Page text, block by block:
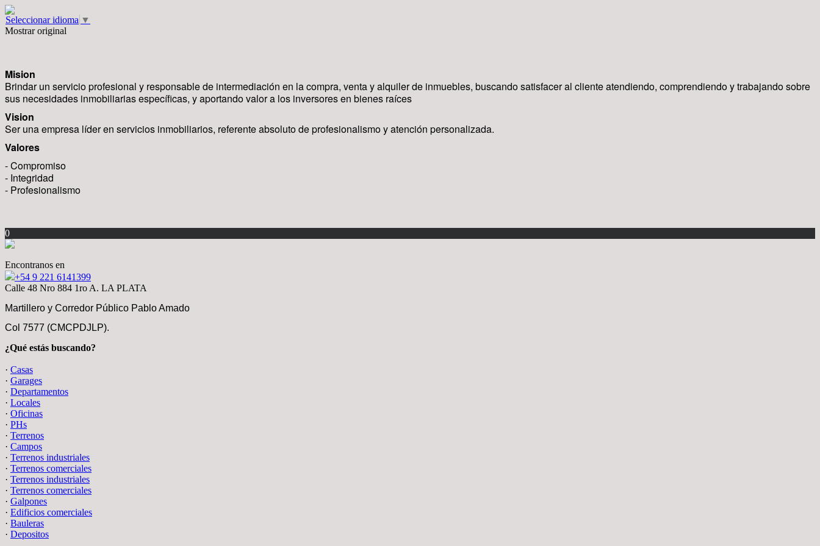
Seleccionar idioma ▼
Mostrar original
Mision
Brindar un servicio profesional y responsable de intermediación en la compra, venta y alquiler de inmuebles, buscando satisfacer al cliente atendiendo, comprendiendo y trabajando sobre
sus necesidades inmobiliarias específicas, y aportando valor a los inversores en bienes raíces
Vision
Ser una empresa líder en servicios inmobiliarios, referente absoluto de profesionalismo y atención personalizada.
Valores
- Compromiso
- Integridad
- Profesionalismo
0
Encontranos en
+54 9 221 6141399
Calle 48 Nro 884 1ro A. LA PLATA
Martillero y Corredor Público Pablo Amado
Col 7577 (CMCPDJLP).
¿Qué estás buscando?
· Casas
· Garages
· Departamentos
· Locales
· Oficinas
· PHs
· Terrenos
· Campos
· Terrenos industriales
· Terrenos comerciales
· Terrenos industriales
· Terrenos comerciales
· Galpones
· Edificios comerciales
· Bauleras
· Depositos